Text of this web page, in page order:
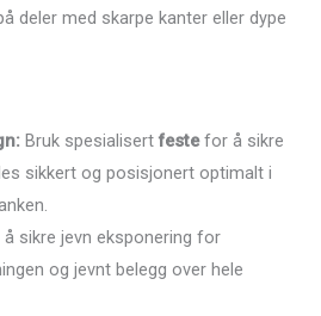
deler med skarpe kanter eller dype
Bruk spesialisertfestefor å sikre
sikkert og posisjonert optimalt i
sikre jevn eksponering for
og jevnt belegg over hele